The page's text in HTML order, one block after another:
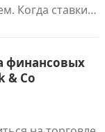
Когда ставки…
финансовых
& Co